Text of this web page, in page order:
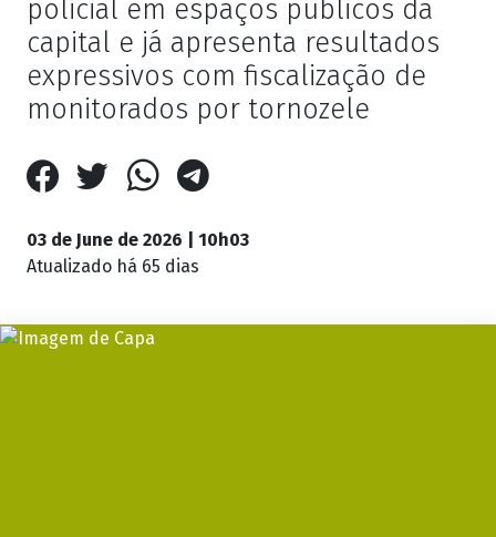
policial em espaços públicos da
capital e já apresenta resultados
expressivos com fiscalização de
monitorados por tornozele
03 de June de 2026 | 10h03
Atualizado há 65 dias